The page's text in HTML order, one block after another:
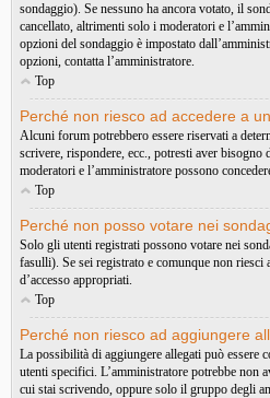
sondaggio). Se nessuno ha ancora votato, il
cancellato, altrimenti solo i moderatori e
opzioni del sondaggio è impostato
opzioni, contatta l’amministratore.
Top
Perché non riesco ad accedere a
Alcuni forum potrebbero essere riservati a
scrivere, rispondere, ecc., potresti aver bisogno
moderatori e l’amministratore possono
Top
Perché non posso votare nei
Solo gli utenti registrati possono votare nei
fasulli). Se sei registrato e comunque non
d’accesso appropriati.
Top
Perché non riesco ad aggiungere
La possibilità di aggiungere allegati può essere
utenti specifici. L’amministratore potrebbe non
cui stai scrivendo, oppure solo il gruppo degli